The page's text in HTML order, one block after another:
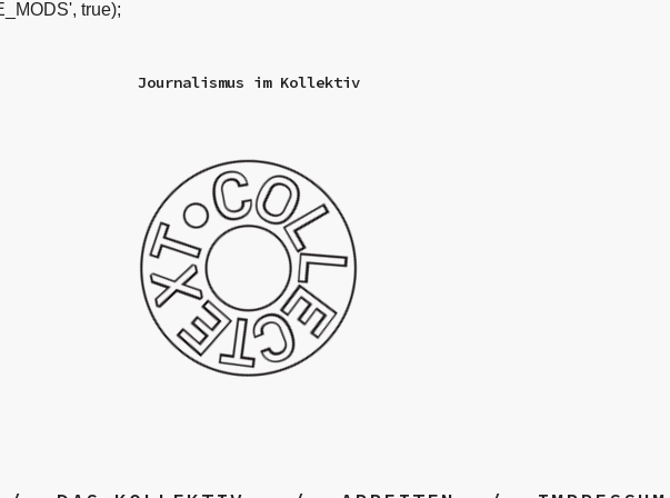
true);
Journalismus im Kollektiv